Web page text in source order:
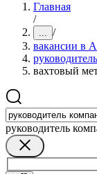
Главная
/
... /
вакансии в
вахтовый
руководитель